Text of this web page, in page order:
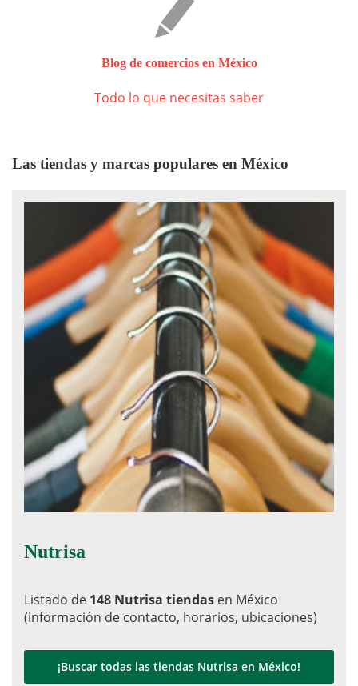
Blog de comercios en México
Todo lo que necesitas saber
Las tiendas y marcas populares en México
Nutrisa
Listado de 148 Nutrisa tiendas en México
(información de contacto, horarios, ubicaciones)
¡Buscar todas las tiendas Nutrisa en México!